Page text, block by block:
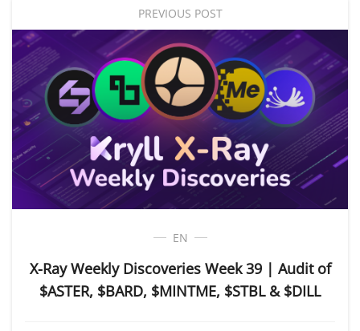
PREVIOUS POST
EN
X-Ray Weekly Discoveries Week 39 | Audit of
$ASTER, $BARD, $MINTME, $STBL & $DILL